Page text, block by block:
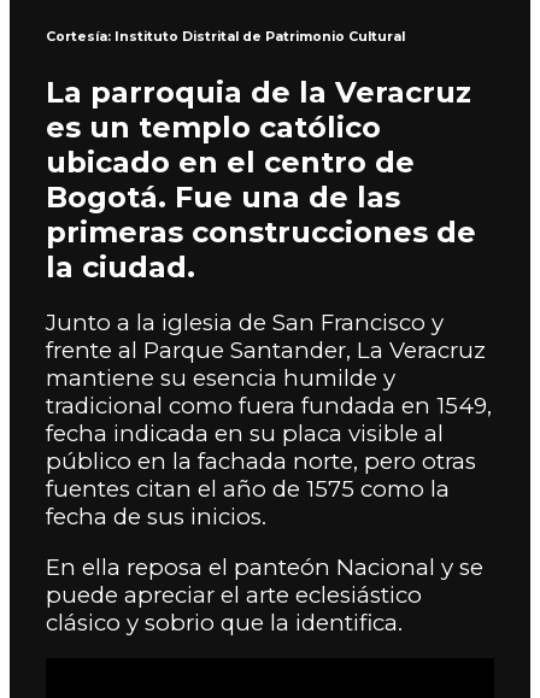
Cortesía: Instituto Distrital de Patrimonio Cultural
La parroquia de la Veracruz
es un templo católico
ubicado en el centro de
Bogotá. Fue una de las
primeras construcciones de
la ciudad.
Junto a la iglesia de San Francisco y
frente al Parque Santander, La Veracruz
mantiene su esencia humilde y
tradicional como fuera fundada en 1549,
fecha indicada en su placa visible al
público en la fachada norte, pero otras
fuentes citan el año de 1575 como la
fecha de sus inicios.
En ella reposa el panteón Nacional y se
puede apreciar el arte eclesiástico
clásico y sobrio que la identifica.